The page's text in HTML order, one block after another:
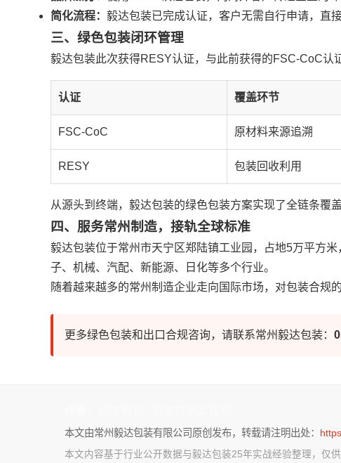
简化流程： 毅达包装已完成认证，客户无需自行申请，直
三、绿色包装闭环管理
毅达包装此次获得RESY认证，与此前获得的FSC-CoC认
认证 覆盖环节
FSC-CoC 原材料来源追溯
RESY 包装回收利用
从源头到终端，毅达包装的绿色包装方案实现了全链条覆盖
四、服务常州制造，接轨全球标准
毅达包装位于常州市天宁区郑陆镇工业园，占地5万平方
子、机械、汽配、新能源、日化等多个行业。
随着越来越多的常州制造企业走向国际市场，对包装合规
更多绿色包装和出口合规咨询，请联系常州毅达包装：
本文由常州毅达包装有限公司原创发布，转载请注明出处：
本文内容基于行业公开数据与毅达包装25年实战经验整理，仅